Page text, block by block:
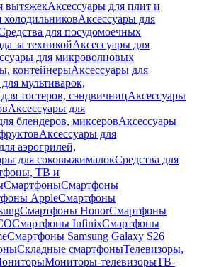
вытяжекАксессуары для плит и
холодильниковАксессуары для
для посудомоечных
за техникойАксессуары для
для микроволновых
контейнерыАксессуары для
мультиварок,
тостеров, сэндвичницАксессуары
Аксессуары для
блендеров, миксеровАксессуары
Аксессуары для
аэрогрилей,
для соковыжималокСредства для
ТВ и
СмартфоныСмартфоны
AppleСмартфоны
Смартфоны HonorСмартфоны
Смартфоны InfinixСмартфоны
Смартфоны Samsung Galaxy S26
Складные смартфоныТелевизоры,
Мониторы-телевизорыТВ-